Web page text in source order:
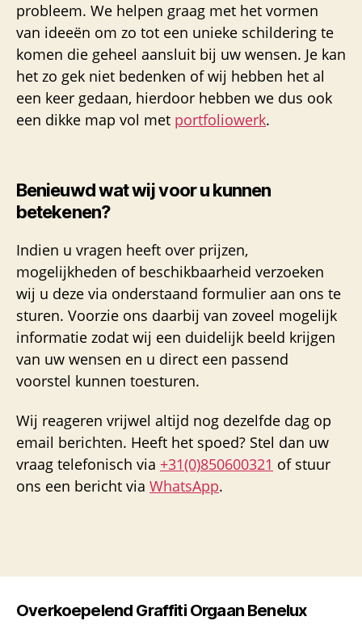
probleem. We helpen graag met het vormen
van ideeën om zo tot een unieke schildering te
komen die geheel aansluit bij uw wensen. Je kan
het zo gek niet bedenken of wij hebben het al
een keer gedaan, hierdoor hebben we dus ook
een dikke map vol met portfoliowerk.
Benieuwd wat wij voor u kunnen
betekenen?
Indien u vragen heeft over prijzen,
mogelijkheden of beschikbaarheid verzoeken
wij u deze via onderstaand formulier aan ons te
sturen. Voorzie ons daarbij van zoveel mogelijk
informatie zodat wij een duidelijk beeld krijgen
van uw wensen en u direct een passend
voorstel kunnen toesturen.
Wij reageren vrijwel altijd nog dezelfde dag op
email berichten. Heeft het spoed? Stel dan uw
vraag telefonisch via +31(0)850600321 of stuur
ons een bericht via WhatsApp.
Overkoepelend Graffiti Orgaan Benelux